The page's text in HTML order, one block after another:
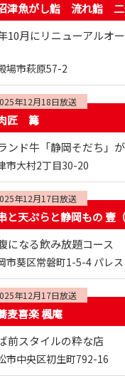
津魚がし鮨 流れ鮨 二
10月にリニューアルオ
場市萩原57-2
年12月18日放送
匠 篝
市大村2丁目30-20
年12月17日放送
と天ぷらと静岡もの 壹（
になる飲み放題コース
市葵区常磐町1-5-4 パレ
年12月17日放送
麦喜楽 楓庵
前スタイルの粋な店
市中央区初生町792-16